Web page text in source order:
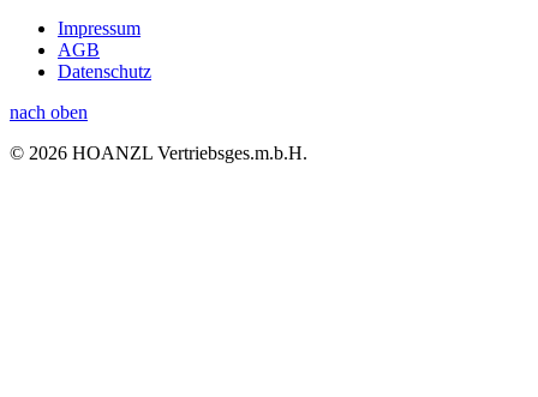
Impressum
AGB
Datenschutz
nach oben
© 2026 HOANZL Vertriebsges.m.b.H.